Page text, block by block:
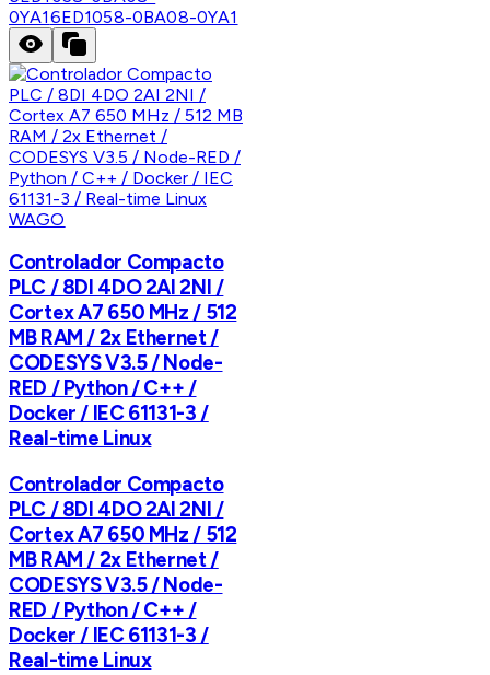
0YA16ED1058-0BA08-0YA1
WAGO
Controlador Compacto
PLC / 8DI 4DO 2AI 2NI /
Cortex A7 650 MHz / 512
MB RAM / 2x Ethernet /
CODESYS V3.5 / Node-
RED / Python / C++ /
Docker / IEC 61131-3 /
Real-time Linux
Controlador Compacto
PLC / 8DI 4DO 2AI 2NI /
Cortex A7 650 MHz / 512
MB RAM / 2x Ethernet /
CODESYS V3.5 / Node-
RED / Python / C++ /
Docker / IEC 61131-3 /
Real-time Linux